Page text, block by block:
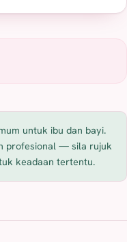
untuk ibu dan bayi.
profesional — sila rujuk
keadaan tertentu.